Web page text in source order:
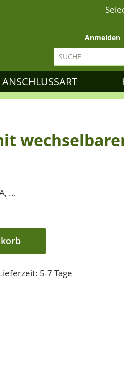
Zum
Inhalt
springen
Anmelden
Suche
ANSCHLUSSART
...
5-7 Tage